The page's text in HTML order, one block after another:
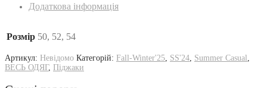
Додаткова інформація
Розмір 50, 52, 54
Артикул: Невідомо Категорій: Fall-Winter'25 SS'24 Summer Casual
ВЕСЬ ОДЯГ, Піджаки